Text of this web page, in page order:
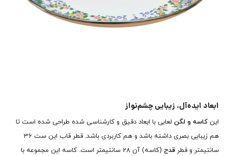
ابعاد ایده‌آل، زیبایی چشم‌نواز
این کاسه و لگن لعابی با ابعاد دقیق و کارشناسی شده طراحی شده است تا
هم زیبایی بصری داشته باشد و هم کاربردی باشد. قطر قاب این ست 36
سانتیمتر و قطر قدح
(کاسه) آن 28 سانتیمتر است. کاسه این مجموعه با